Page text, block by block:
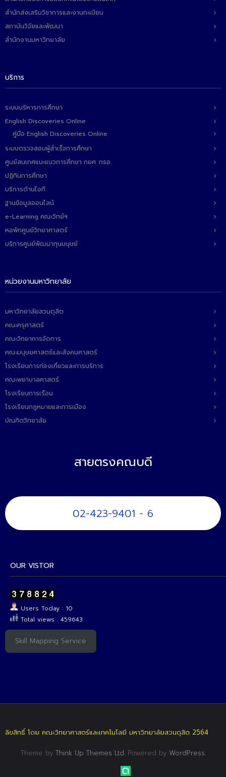
สำนักส่งเสริมวิชาการและงานทะเบียน
สถาบันวิจัยและพัฒนา
สำนักงานมหาวิทยาลัย
บริการ
ระบบบริหารการศึกษา
English Discoveries Online
คู่มือ English Discoveries Online
ระบบตรวจสอบผู้สำเร็จการศึกษา
ศูนย์สนเทศแนะแนวการศึกษา กยศ. กรอ.
ปฏิทินการศึกษา
บริการด้านไอที
ฐานข้อมูลออนไลน์
e-Learning คณะวิทย์ฯ
หอพักศูนย์วิทยาศาสตร์
บริการศูนย์พัฒนาทุนมนุษย์
หน่วยงานมหาวิทยาลัย
มหาวิทยาลัยสวนดุสิต
คณะครุศาสตร์
คณะวิทยาการจัดการ
คณะมนุษยศาสตร์และสังคมศาสตร์
โรงเรียนการท่องเที่ยวและการบริการ
คณะพยาบาลศาสตร์
โรงเรียนการเรือน
โรงเรียนกฎหมายและการเมือง
บัณฑิตวิทยาลัย
สายตรงคณบดี
02-423-9401 - 6
OUR VISTOR
Users Today : 10
Total views : 459643
Skill Mapping Service
ลิขสิทธิ์ โดย คณะวิทยาศาสตร์และเทคโนโลยี มหาวิทยาลัยสวนดุสิต 2564
Theme by Think Up Themes Ltd. Powered by WordPress.